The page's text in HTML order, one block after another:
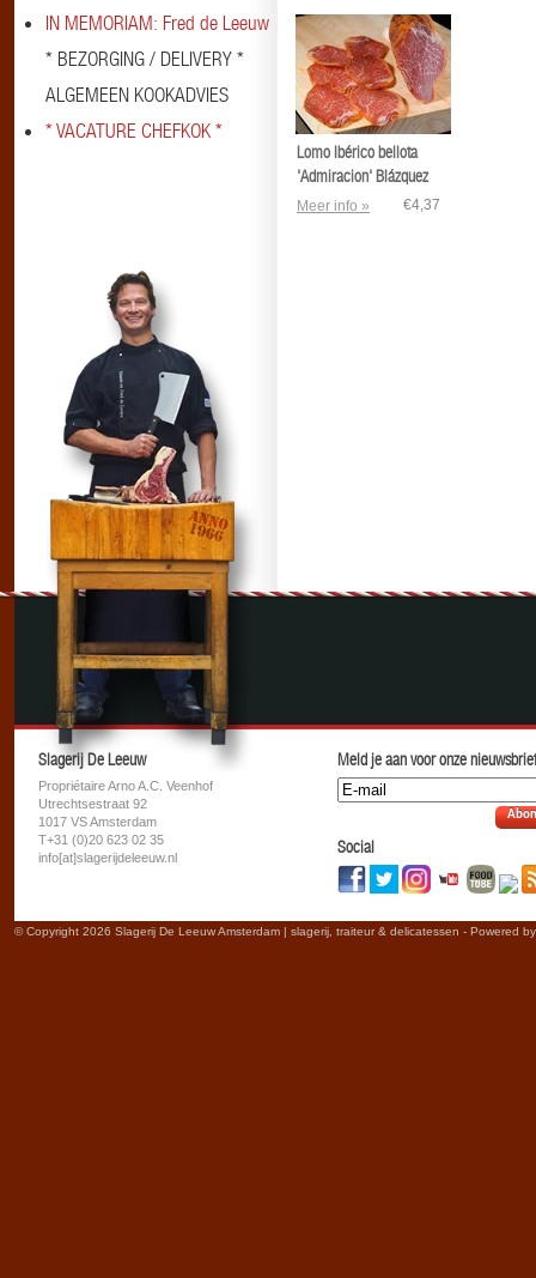
IN MEMORIAM: Fred de Leeuw
* BEZORGING / DELIVERY *
ALGEMEEN KOOKADVIES
* VACATURE CHEFKOK *
Lomo Ibérico bellota
'Admiracion' Blázquez
Meer info » €4,37
Slagerij De Leeuw
Propriétaire Arno A.C. Veenhof
Utrechtsestraat 92
1017 VS Amsterdam
T+31 (0)20 623 02 35
info[at]slagerijdeleeuw.nl
Meld je aan voor onze
Social
© Copyright 2026 Slagerij De Leeuw Amsterdam | slagerij, traiteur & delicatessen - Powered